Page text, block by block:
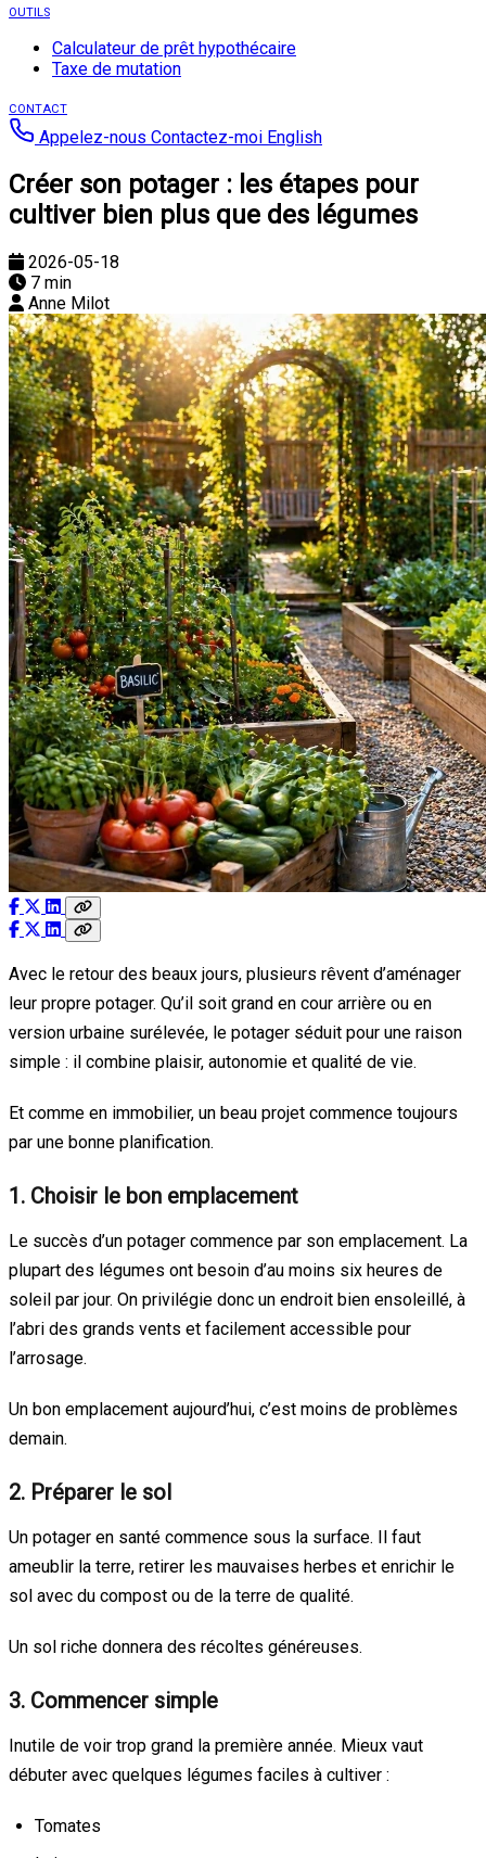
OUTILS
Calculateur de prêt hypothécaire
Taxe de mutation
CONTACT
Appelez-nous Contactez-moi English
Créer son potager : les étapes pour
cultiver bien plus que des légumes
2026-05-18
7 min
Anne Milot
Avec le retour des beaux jours, plusieurs rêvent d’aménager
leur propre potager. Qu’il soit grand en cour arrière ou en
version urbaine surélevée, le potager séduit pour une raison
simple : il combine plaisir, autonomie et qualité de vie.
Et comme en immobilier, un beau projet commence toujours
par une bonne planification.
1. Choisir le bon emplacement
Le succès d’un potager commence par son emplacement. La
plupart des légumes ont besoin d’au moins six heures de
soleil par jour. On privilégie donc un endroit bien ensoleillé, à
l’abri des grands vents et facilement accessible pour
l’arrosage.
Un bon emplacement aujourd’hui, c’est moins de problèmes
demain.
2. Préparer le sol
Un potager en santé commence sous la surface. Il faut
ameublir la terre, retirer les mauvaises herbes et enrichir le
sol avec du compost ou de la terre de qualité.
Un sol riche donnera des récoltes généreuses.
3. Commencer simple
Inutile de voir trop grand la première année. Mieux vaut
débuter avec quelques légumes faciles à cultiver :
Tomates